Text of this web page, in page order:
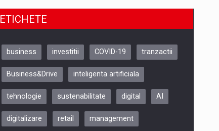
Be Inspired. Make it Happen!, CLUJ, 9
ARTEMIS LETO, ORADEA, 8
Oradea – 8 Oct 2026
ETICHETE
business investitii COVID-19 tranzactii
Business&Drive inteligenta artificiala
tehnologie sustenabilitate digital AI
digitalizare retail management